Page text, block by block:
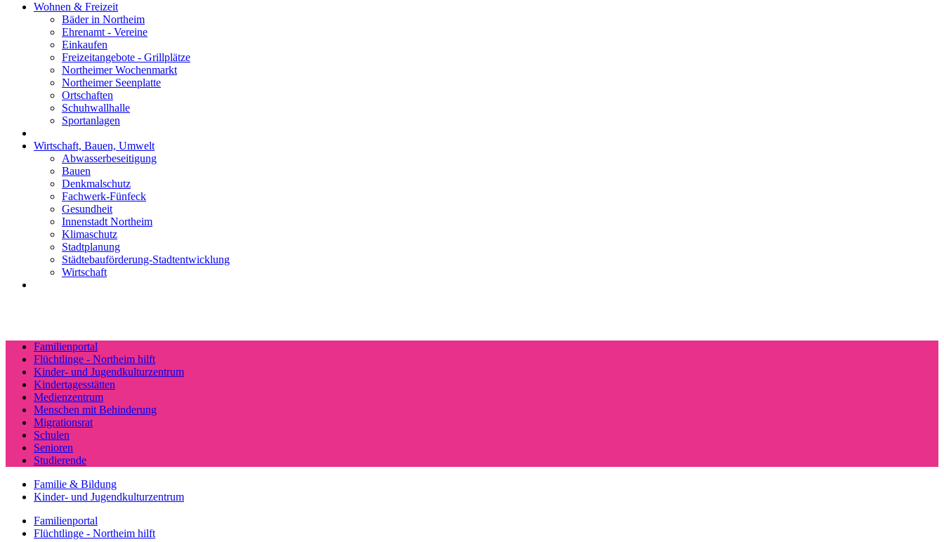
Wohnen & Freizeit
Bäder in Northeim
Ehrenamt - Vereine
Einkaufen
Freizeitangebote - Grillplätze
Northeimer Wochenmarkt
Northeimer Seenplatte
Ortschaften
Schuhwallhalle
Sportanlagen
Wirtschaft, Bauen, Umwelt
Abwasserbeseitigung
Bauen
Denkmalschutz
Fachwerk-Fünfeck
Gesundheit
Innenstadt Northeim
Klimaschutz
Stadtplanung
Städtebauförderung-Stadtentwicklung
Wirtschaft
Familienportal
Flüchtlinge - Northeim hilft
Kinder- und Jugendkulturzentrum
Kindertagesstätten
Medienzentrum
Menschen mit Behinderung
Migrationsrat
Schulen
Senioren
Studierende
Familie & Bildung
Kinder- und Jugendkulturzentrum
Familienportal
Flüchtlinge - Northeim hilft